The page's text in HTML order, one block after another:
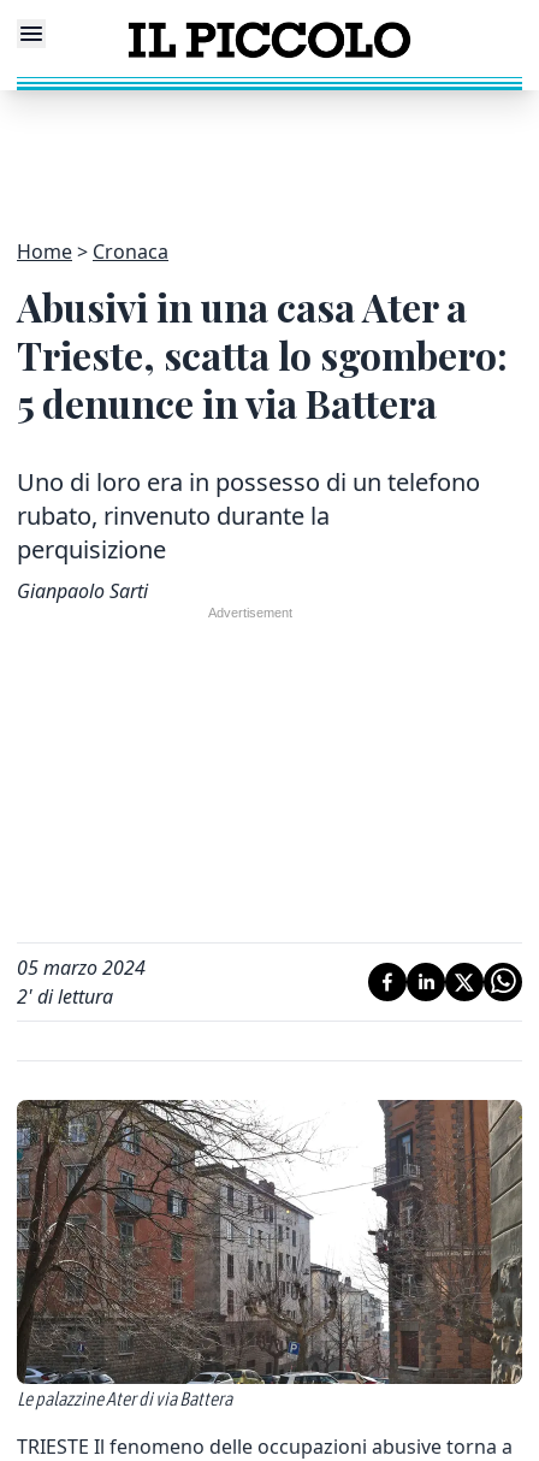
Home Cronaca
Abusivi in una casa Ater a
Trieste, scatta lo sgombero:
5 denunce in via Battera
Uno di loro era in possesso di un telefono
rubato, rinvenuto durante la
perquisizione
Gianpaolo Sarti
05 marzo 2024
2' di lettura
Le palazzine Ater di via Battera
TRIESTE Il fenomeno delle occupazioni abusive torna a